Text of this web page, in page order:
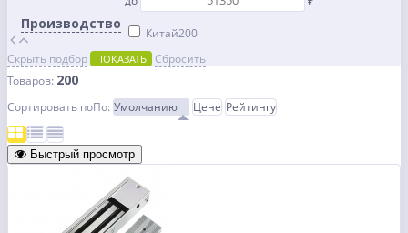
Производство
Китай200
Скрыть подбор
ПОКАЗАТЬ
Сбросить
Товаров: 200
Сортировать поПо: Умолчанию Цене Рейтингу
Быстрый просмотр